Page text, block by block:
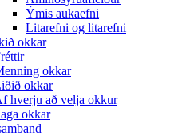
Ýmis aukaefni
Litarefni og litarefni
okkar
okkar
okkar
hverju að velja okkur
okkar